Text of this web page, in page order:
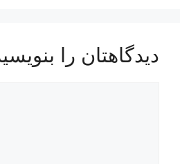
دیدگاهتان را